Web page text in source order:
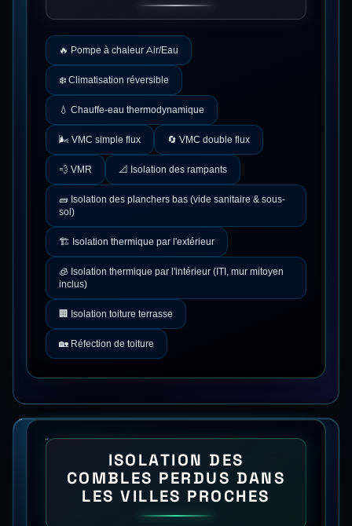
🔥 Pompe à chaleur Air/Eau
❄️ Climatisation réversible
💧 Chauffe-eau thermodynamique
🌬️ VMC simple flux 🔄 VMC double flux
💨 VMR 📐 Isolation des rampants
🧱 Isolation des planchers bas (vide sanitaire & sous-
sol)
🏗️ Isolation thermique par l'extérieur
🧊 Isolation thermique par l'intérieur (ITI, mur mitoyen
inclus)
🏢 Isolation toiture terrasse
🏡 Réfection de toiture
ISOLATION DES
COMBLES PERDUS DANS
LES VILLES PROCHES